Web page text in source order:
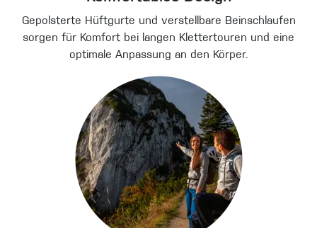
Gepolsterte Hüftgurte und verstellbare Beinschlaufen
sorgen für Komfort bei langen Klettertouren und eine
optimale Anpassung an den Körper.